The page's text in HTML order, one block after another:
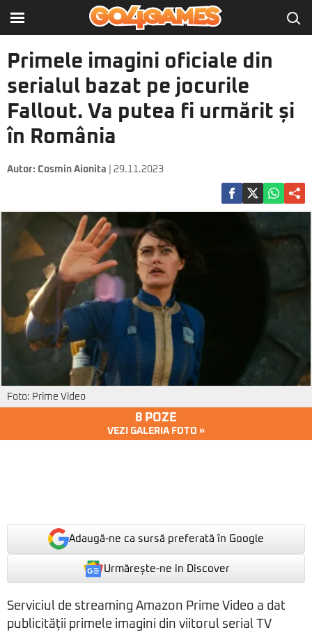
Primele imagini oficiale din
serialul bazat pe jocurile
Fallout. Va putea fi urmărit și
în România
Autor: Cosmin Aionita | 29.11.2023
Foto: Prime Video
8 POZE
VEZI GALERIA FOTO »
Adaugă-ne ca sursă preferată în Google
Urmărește-ne in Discover
Serviciul de streaming Amazon Prime Video a dat
publicității primele imagini din viitorul serial TV